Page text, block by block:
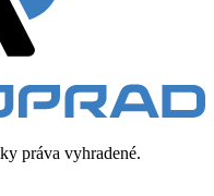
práva vyhradené.